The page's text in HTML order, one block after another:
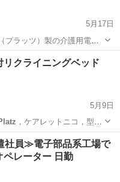
5月17日
（プラッツ）製の介護用電動
電動
リクライニングベッド
5月9日
，ケアレットニコ，型名
ト
社員≫電子部品系工場で
ペレーター 日勤